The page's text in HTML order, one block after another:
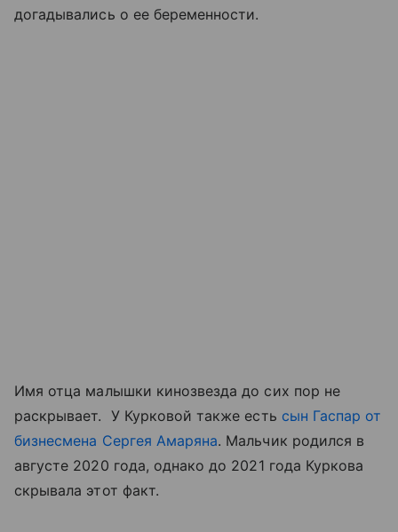
догадывались о ее беременности.
Имя отца малышки кинозвезда до сих пор не
раскрывает. У Курковой также есть сын Гаспар от
бизнесмена Сергея Амаряна. Мальчик родился в
августе 2020 года, однако до 2021 года Куркова
скрывала этот факт.